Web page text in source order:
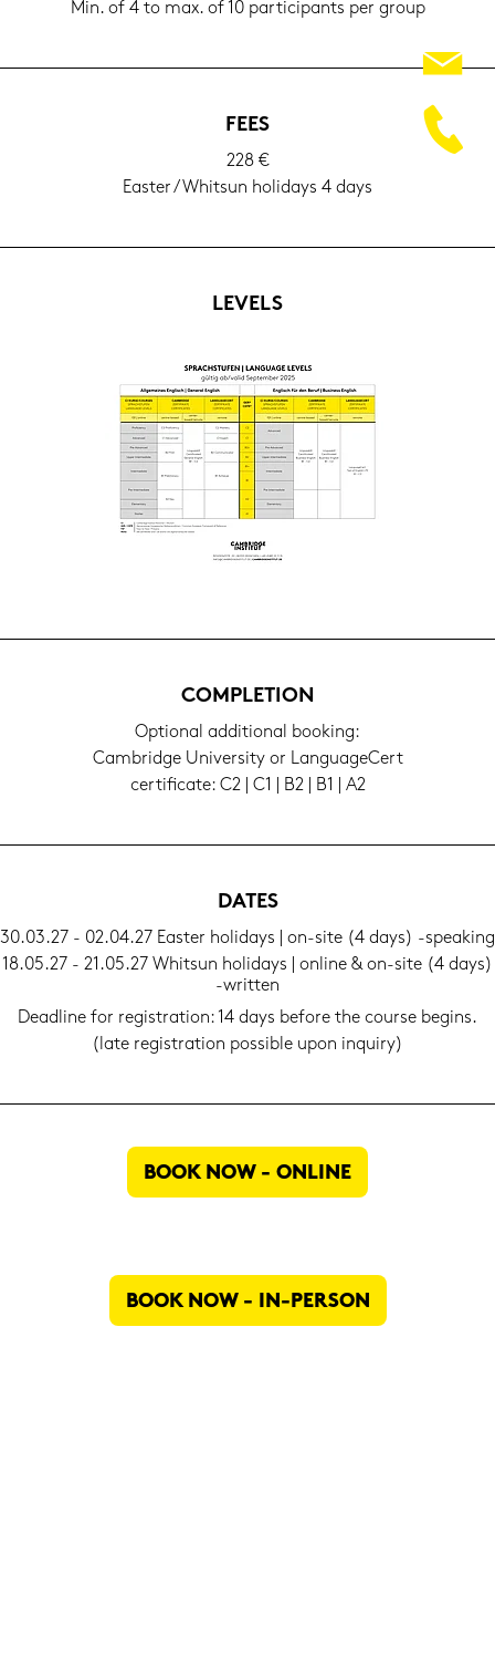
Min. of 4 to max. of 10 par­ti­ci­pants per group
FEES
228 €
Eas­ter / Whits­un ho­li­days 4 days
LE­VELS
COM­PLE­TI­ON
Op­tio­nal ad­di­tio­nal boo­king:
Cam­bridge Uni­ver­si­ty or Lan­guageCert
cer­ti­fi­ca­te: C2 | C1 | B2 | B1 | A2
DATES
30.03.27 - 02.04.27 Eas­ter ho­li­days | on-​site (4 days) -​speaking
18.05.27 - 21.05.27 Whits­un ho­li­days | on­line & on-​site (4 days)
-​written
Dead­line for re­gis­tra­ti­on: 14 days be­fo­re the cour­se be­gins.
(late re­gis­tra­ti­on pos­si­ble upon in­quiry)
BOOK NOW - ON­LINE
BOOK NOW - IN-​PERSON